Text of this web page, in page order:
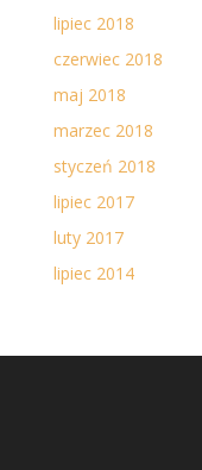
lipiec 2018
czerwiec 2018
maj 2018
marzec 2018
styczeń 2018
lipiec 2017
luty 2017
lipiec 2014